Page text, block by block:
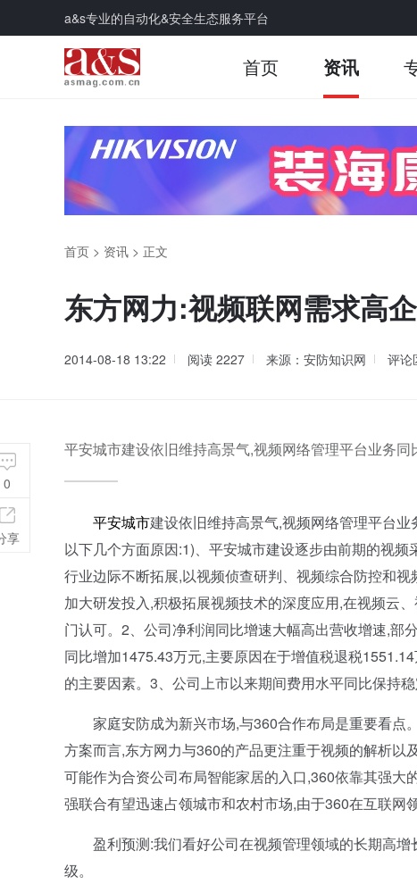
a&s专业的自动化&安全生态服务平台
首页 资讯
首页 > 资讯 > 正文
东方网力:视频联网需求高
2014-08-18 13:22 阅读 2227 来源：安防知识网 评论
平安城市建设依旧维持高景气,视频网络管理平台业务
平安城市建设依旧维持高景气,视频网络管理平台
以下几个方面原因:1)、平安城市建设逐步由前期的视
行业边际不断拓展,以视频侦查研判、视频综合防控和
加大研发投入,积极拓展视频技术的深度应用,在视频云
门认可。2、公司净利润同比增速大幅高出营收增速,部
同比增加1475.43万元,主要原因在于增值税退税
的主要因素。3、公司上市以来期间费用水平同比保持
家庭安防成为新兴市场,与360合作布局是重要看点
方案而言,东方网力与360的产品更注重于视频的解析
可能作为合资公司布局智能家居的入口,360依靠其强
强联合有望迅速占领城市和农村市场,由于360在互联网
盈利预测:我们看好公司在视频管理领域的长期高增
级。
0
享